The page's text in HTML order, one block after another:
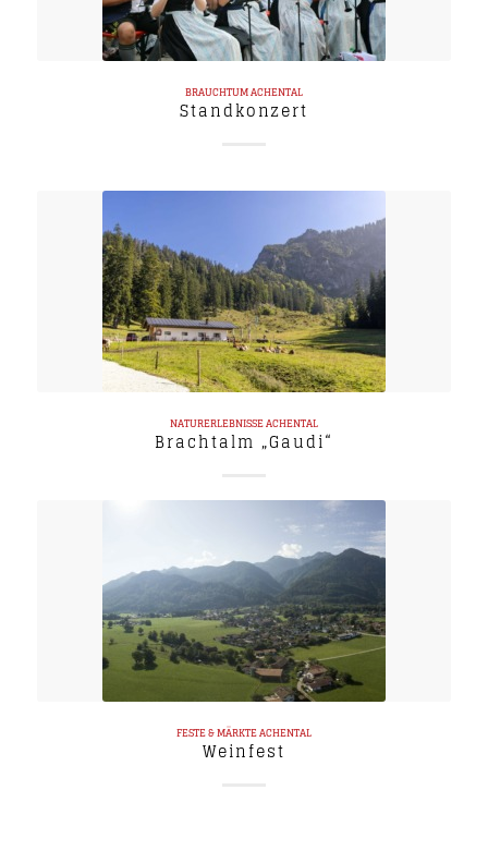
BRAUCHTUMACHENTAL
Standkonzert
NATURERLEBNISSEACHENTAL
Brachtalm „Gaudi“
FESTE & MÄRKTEACHENTAL
Weinfest